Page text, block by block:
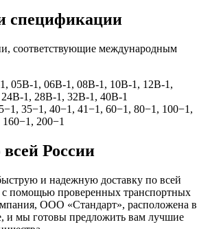
спецификации
соответствующие международным
05В-1, 06В-1, 08В-1, 10В-1, 12В-1,
1, 28В-1, 32В-1, 40В-1
35−1, 40−1, 41−1, 60−1, 80−1, 100−1,
200−1
России
и надежную доставку по всей
с помощью проверенных транспортных
ООО «Стандарт», расположена в
и мы готовы предложить вам лучшие